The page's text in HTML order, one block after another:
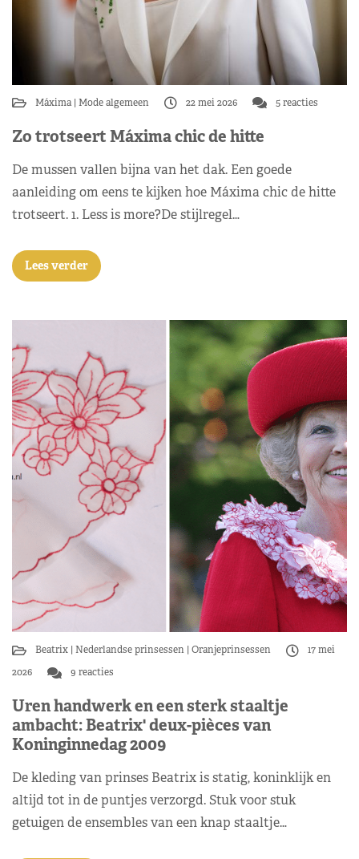
Máxima Mode algemeen 22 mei 2026 5 reacties
Zo trotseert Máxima chic de hitte
De mussen vallen bijna van het dak. Een goede
aanleiding om eens te kijken hoe Máxima chic de hitte
trotseert. 1. Less is more?De stijlregel…
Lees verder
Beatrix Nederlandse prinsessen Oranjeprinsessen
17 mei
2026
9 reacties
Uren handwerk en een sterk staaltje
ambacht: Beatrix' deux-pièces van
Koninginnedag 2009
De kleding van prinses Beatrix is statig, koninklijk en
altijd tot in de puntjes verzorgd. Stuk voor stuk
getuigen de ensembles van een knap staaltje…